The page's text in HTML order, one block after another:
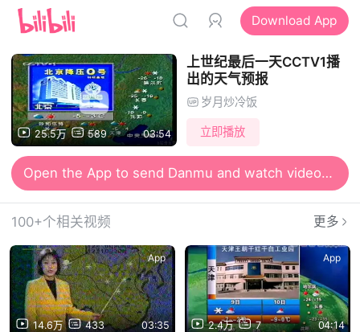
Download App
25.5万 589 03:54
上世纪最后一天CCTV1播
出的天气预报
岁月炒冷饭
立即播放
Open the App for smooth and high-definition viewing
100+个相关视频
更多
14.6万 433 03:35
App
2.4万 7 04:14
App